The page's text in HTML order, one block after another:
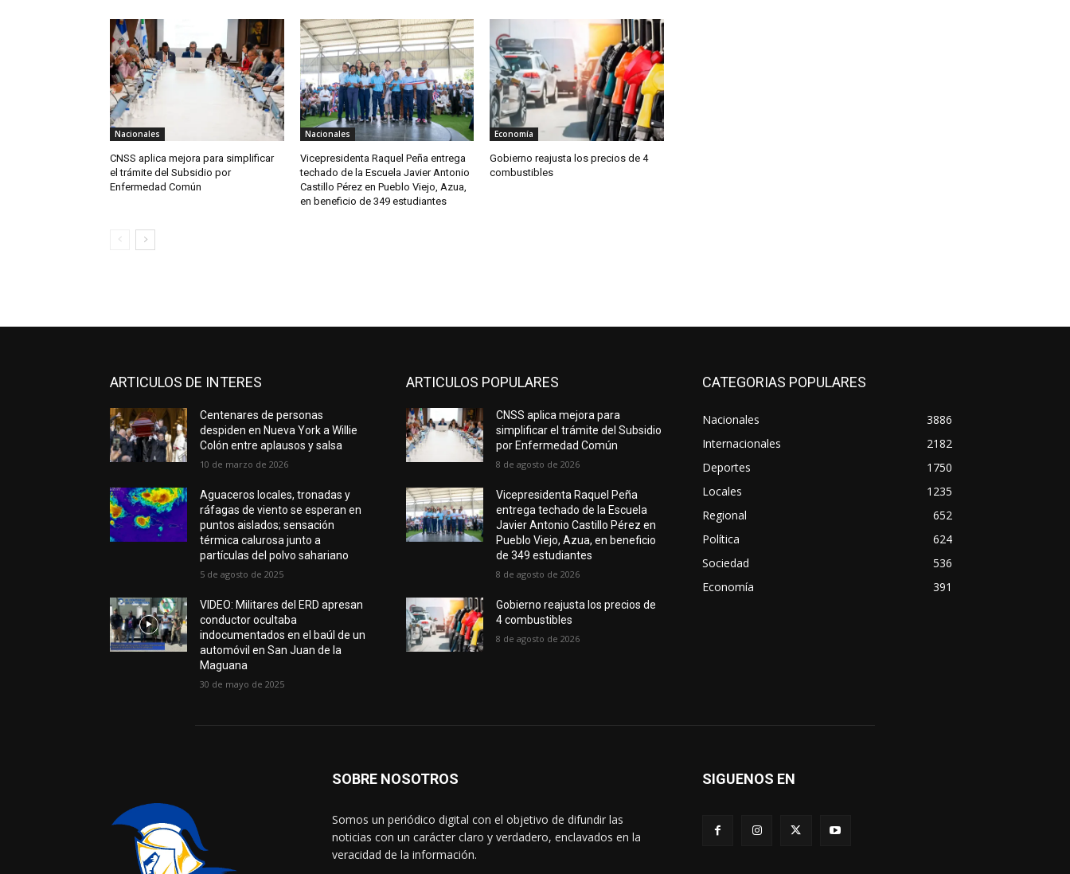
Nacionales
CNSS aplica mejora para simplificar
el trámite del Subsidio por
Enfermedad Común
Nacionales
Vicepresidenta Raquel Peña entrega
techado de la Escuela Javier Antonio
Castillo Pérez en Pueblo Viejo, Azua,
en beneficio de 349 estudiantes
Economía
Gobierno reajusta los precios de 4
combustibles
ARTICULOS DE INTERES
Centenares de personas
despiden en Nueva York a Willie
Colón entre aplausos y salsa
10 de marzo de 2026
Aguaceros locales, tronadas y
ráfagas de viento se esperan en
puntos aislados; sensación
térmica calurosa junto a
partículas del polvo sahariano
5 de agosto de 2025
VIDEO: Militares del ERD apresan
conductor ocultaba
indocumentados en el baúl de un
automóvil en San Juan de la
Maguana
30 de mayo de 2025
ARTICULOS POPULARES
CNSS aplica mejora para
simplificar el trámite del Subsidio
por Enfermedad Común
8 de agosto de 2026
Vicepresidenta Raquel Peña
entrega techado de la Escuela
Javier Antonio Castillo Pérez en
Pueblo Viejo, Azua, en beneficio
de 349 estudiantes
8 de agosto de 2026
Gobierno reajusta los precios de
4 combustibles
8 de agosto de 2026
CATEGORIAS POPULARES
Nacionales
3886
Internacionales
2182
Deportes
1750
Locales
1235
Regional
652
Política
624
Sociedad
536
Economía
391
SOBRE NOSOTROS
Somos un periódico digital con el objetivo de difundir las
noticias con un carácter claro y verdadero, enclavados en la
veracidad de la información.
SIGUENOS EN